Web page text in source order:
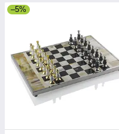
–5%